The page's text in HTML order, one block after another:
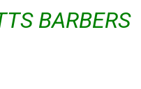
BARBERS